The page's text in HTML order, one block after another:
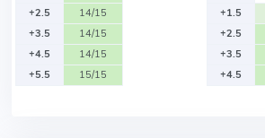
+2.5
14/15
+3.5
14/15
+4.5
14/15
+5.5
15/15
+1.5
+2.5
+3.5
+4.5